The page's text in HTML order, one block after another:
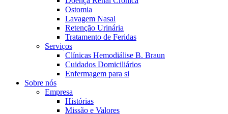
Ostomia
Lavagem Nasal
Retenção Urinária
Tratamento de Feridas
Serviços
Clínicas Hemodiálise B. Braun
Cuidados Domiciliários
Enfermagem para si
Sobre nós
Empresa
Histórias
Missão e Valores